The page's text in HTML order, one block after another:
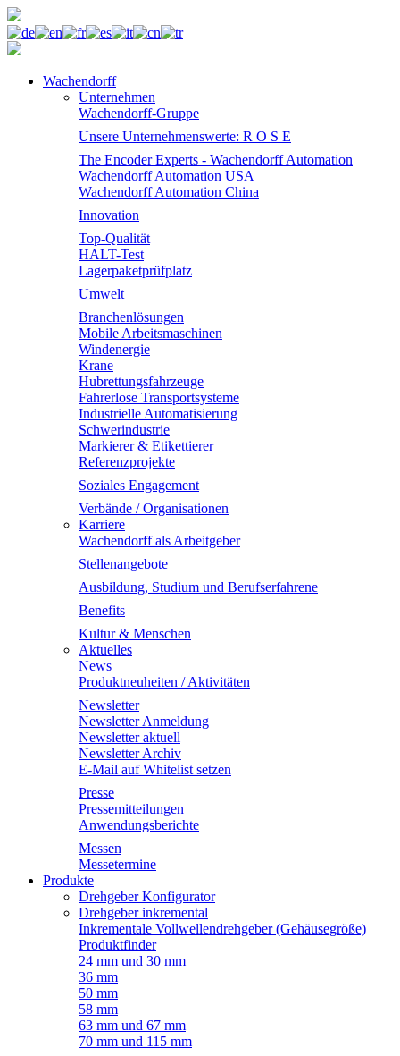
Wachendorff
Unternehmen
Wachendorff-Gruppe
Unsere Unternehmenswerte: R O S E
The Encoder Experts - Wachendorff Automation
Wachendorff Automation USA
Wachendorff Automation China
Innovation
Top-Qualität
HALT-Test
Lagerpaketprüfplatz
Umwelt
Branchenlösungen
Mobile Arbeitsmaschinen
Windenergie
Krane
Hubrettungsfahrzeuge
Fahrerlose Transportsysteme
Industrielle Automatisierung
Schwerindustrie
Markierer & Etikettierer
Referenzprojekte
Soziales Engagement
Verbände / Organisationen
Karriere
Wachendorff als Arbeitgeber
Stellenangebote
Ausbildung, Studium und Berufserfahrene
Benefits
Kultur & Menschen
Aktuelles
News
Produktneuheiten / Aktivitäten
Newsletter
Newsletter Anmeldung
Newsletter aktuell
Newsletter Archiv
E-Mail auf Whitelist setzen
Presse
Pressemitteilungen
Anwendungsberichte
Messen
Messetermine
Produkte
Drehgeber Konfigurator
Drehgeber inkremental
Inkrementale Vollwellendrehgeber (Gehäusegröße)
Produktfinder
24 mm und 30 mm
36 mm
50 mm
58 mm
63 mm und 67 mm
70 mm und 115 mm